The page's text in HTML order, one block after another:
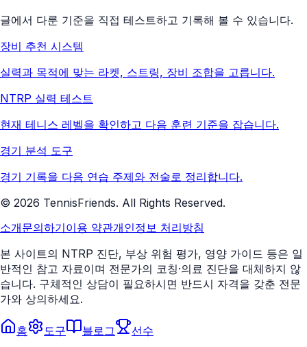
글에서 다룬 기준을 직접 테스트하고 기록해 볼 수 있습니다.
장비 추천 시스템
실력과 목적에 맞는 라켓, 스트링, 장비 조합을 고릅니다.
NTRP 실력 테스트
현재 테니스 레벨을 확인하고 다음 훈련 기준을 잡습니다.
경기 분석 도구
경기 기록을 다음 연습 주제와 전술로 정리합니다.
© 2026 TennisFriends. All Rights Reserved.
소개문의하기이용 약관개인정보 처리방침
본 사이트의 NTRP 진단, 부상 위험 평가, 영양 가이드 등은 일
반적인 참고 자료이며 전문가의 코칭·의료 진단을 대체하지 않
습니다. 구체적인 상담이 필요하시면 반드시 자격을 갖춘 전문
가와 상의하세요.
홈 도구 블로그 선수